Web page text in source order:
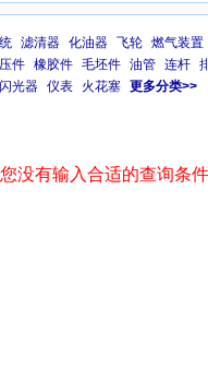
滤清器 化油器 飞轮 燃气装置
件 橡胶件 毛坯件 油管 连杆
闪光器 仪表 火花塞 更多分类>>
没有输入合适的查询条